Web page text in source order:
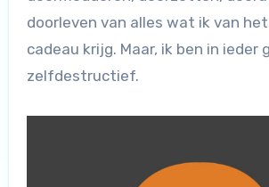
doorleven van alles wat ik van
cadeau krijg. Maar, ik ben in ieder
zelfdestructief.